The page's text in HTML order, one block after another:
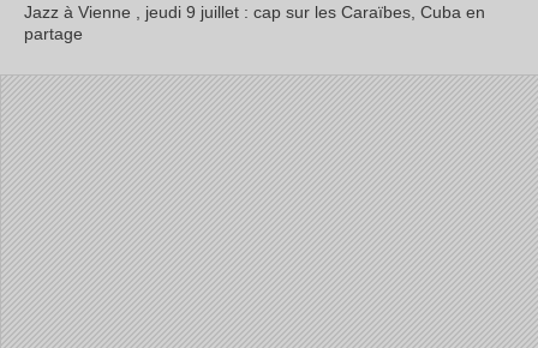
Jazz à Vienne , jeudi 9 juillet : cap sur les Caraïbes, Cuba en
partage